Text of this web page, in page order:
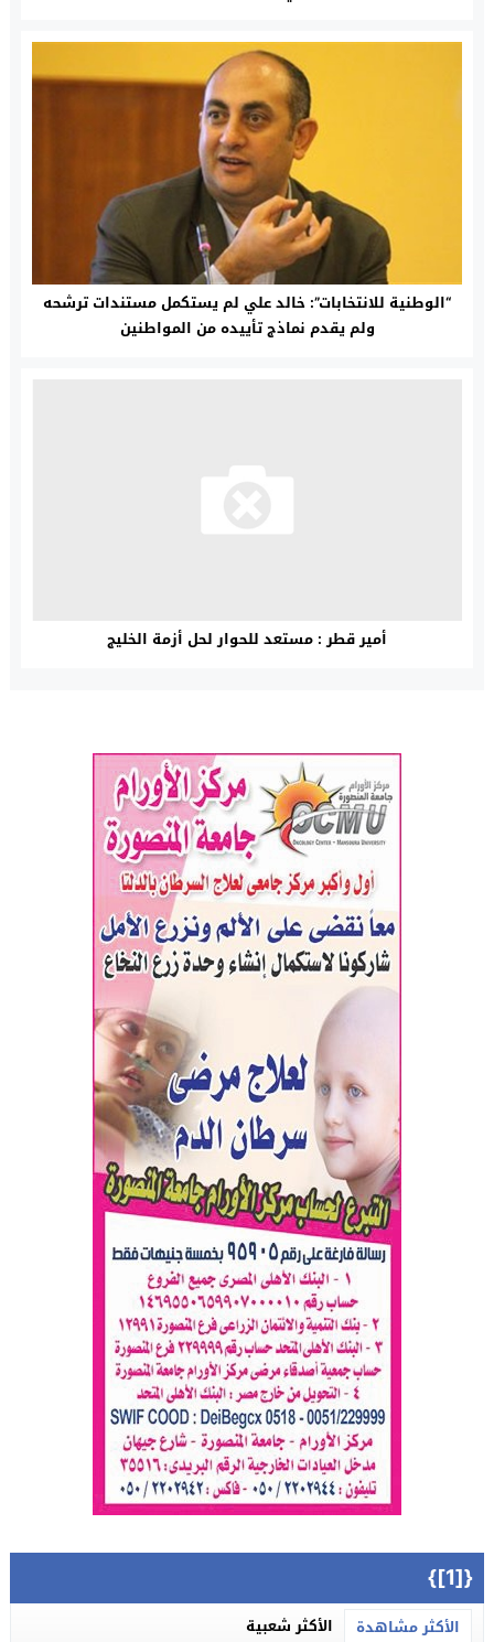
“الوطنية للانتخابات”: خالد علي لم يستكمل مستندات ترشحه
ولم يقدم نماذج تأييده من المواطنين
أمير قطر : مستعد للحوار لحل أزمة الخليج
{[1]}
الأكثر مشاهدة الأكثر شعبية